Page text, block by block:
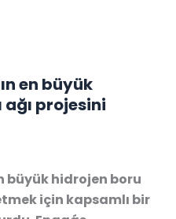
en büyük
projesini
büyük hidrojen boru
için kapsamlı bir